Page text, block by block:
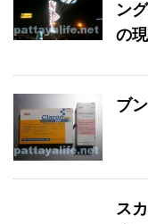
ン
の
ブ
ス